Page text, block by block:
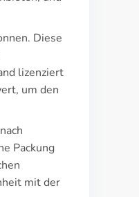
Diese
lizenziert
um den
Packung
mit der